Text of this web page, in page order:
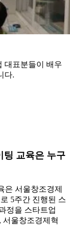
대표분들이 배우
다.
팅 교육은 누구
은 서울창조경제
5주간 진행된 스
정을 스타트업
울창조경제혁